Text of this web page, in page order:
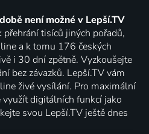
není možné v Lepší.TV
přehrání tisíců jiných pořadů,
a k tomu 176 českých
i 30 dní zpětně. Vyzkoušejte
bez závazků. Lepší.TV vám
živé vysílání. Pro maximální
digitálních funkcí jako
svou Lepší.TV ještě dnes